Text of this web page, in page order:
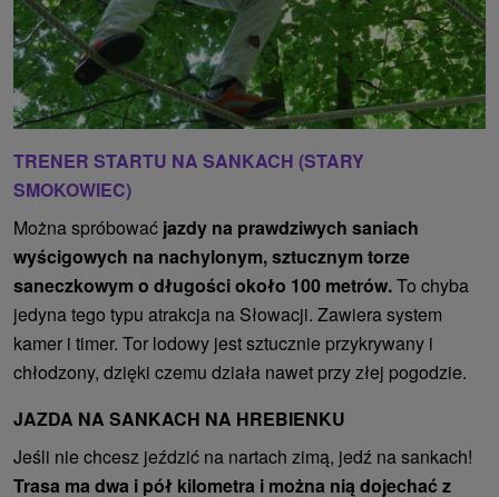
TRENER STARTU NA SANKACH (STARY
SMOKOWIEC)
Można spróbować jazdy na prawdziwych saniach
wyścigowych na nachylonym, sztucznym torze
saneczkowym o długości około 100 metrów.To chyba
jedyna tego typu atrakcja na Słowacji. Zawiera system
kamer i timer. Tor lodowy jest sztucznie przykrywany i
chłodzony, dzięki czemu działa nawet przy złej pogodzie.
JAZDA NA SANKACH NA HREBIENKU
Jeśli nie chcesz jeździć na nartach zimą, jedź na sankach!
Trasa ma dwa i pół kilometra i można nią dojechać z